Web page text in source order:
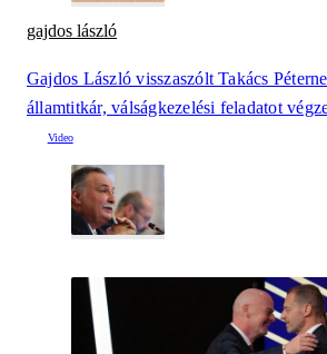
gajdos lászló
Gajdos László visszaszólt Takács
államtitkár, válságkezelési feladatot